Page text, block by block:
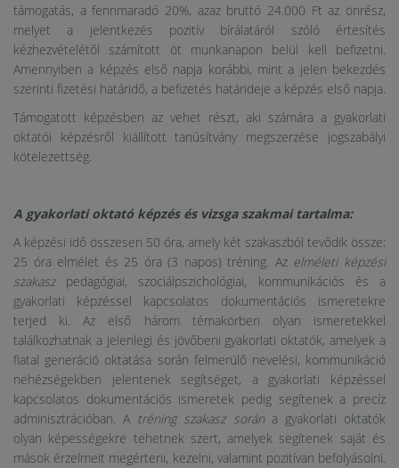
támogatás, a fennmaradó 20%, azaz bruttó 24.000 Ft az önrész,
melyet a jelentkezés pozitív bírálatáról szóló értesítés
kézhezvételétől számított öt munkanapon belül kell befizetni.
Amennyiben a képzés első napja korábbi, mint a jelen bekezdés
szerinti fizetési határidő, a befizetés határideje a képzés első napja.
Támogatott képzésben az vehet részt, aki számára a gyakorlati
oktatói képzésről kiállított tanúsítvány megszerzése jogszabályi
kötelezettség.
A gyakorlati oktató képzés és vizsga szakmai tartalma:
A képzési idő összesen 50 óra, amely két szakaszból tevődik össze:
25 óra elmélet és 25 óra (3 napos) tréning. Az elméleti képzési
szakaszpedagógiai, szociálpszichológiai, kommunikációs és a
gyakorlati képzéssel kapcsolatos dokumentációs ismeretekre
terjed ki. Az első három témakörben olyan ismeretekkel
találkozhatnak a jelenlegi és jövőbeni gyakorlati oktatók, amelyek a
fiatal generáció oktatása során felmerülő nevelési, kommunikáció
nehézségekben jelentenek segítséget, a gyakorlati képzéssel
kapcsolatos dokumentációs ismeretek pedig segítenek a precíz
adminisztrációban. A tréning szakasz sorána gyakorlati oktatók
olyan képességekre tehetnek szert, amelyek segítenek saját és
mások érzelmeit megérteni, kezelni, valamint pozitívan befolyásolni.